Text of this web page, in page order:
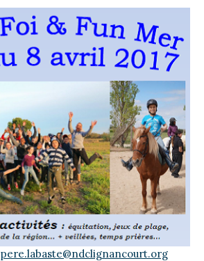
pere.labaste@ndclignancourt.org